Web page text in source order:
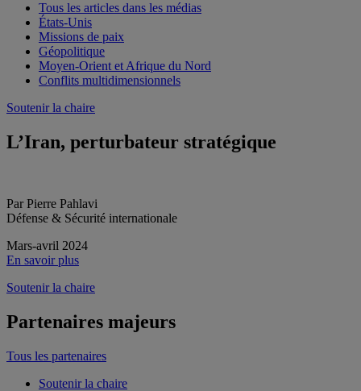
Tous les articles dans les médias
États-Unis
Missions de paix
Géopolitique
Moyen-Orient et Afrique du Nord
Conflits multidimensionnels
Soutenir la chaire
L’Iran, perturbateur stratégique
Par Pierre Pahlavi
Défense & Sécurité internationale
Mars-avril 2024
En savoir plus
Soutenir la chaire
Partenaires majeurs
Tous les partenaires
Soutenir la chaire